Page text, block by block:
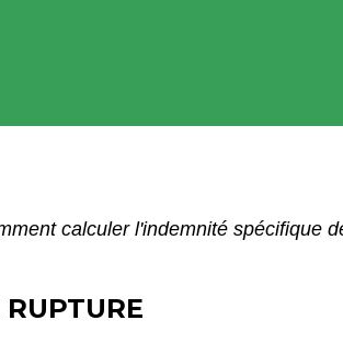
calculer l'indemnité spécifique